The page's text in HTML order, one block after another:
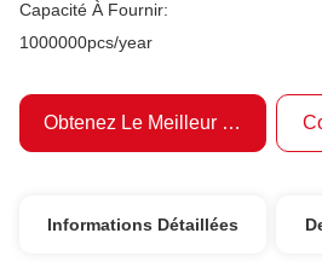
Capacité À Fournir:
1000000pcs/year
Obtenez Le Meilleur Prix
Informations Détaillées